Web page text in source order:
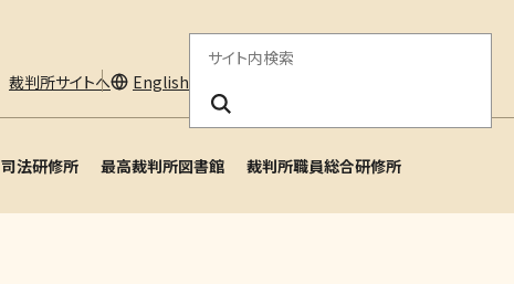
裁判所サイトへ English
サ
イ
ト
内
検
司法研修所 最高裁判所図書館 裁判所職員総合研修所